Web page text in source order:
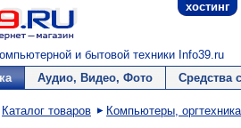
хостинг
и бытовой техники Info39.ru
Аудио, Видео, Фото Средства
Каталог товаров Компьютеры, оргтехника